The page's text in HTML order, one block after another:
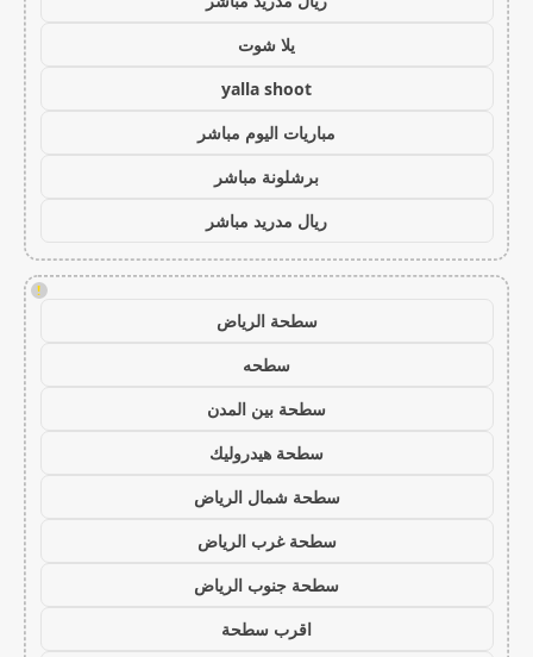
يلا شوت
yalla shoot
مباريات اليوم مباشر
برشلونة مباشر
ريال مدريد مباشر
!
سطحة الرياض
سطحه
سطحة بين المدن
سطحة هيدروليك
سطحة شمال الرياض
سطحة غرب الرياض
سطحة جنوب الرياض
اقرب سطحة